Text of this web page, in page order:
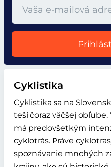
Cyklistika
Cyklistika sa na
teší čoraz väčšej
má predovšetkým
cyklotrás. Práve
spoznávanie mnohých